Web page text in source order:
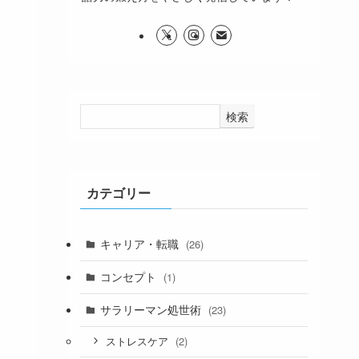
検索
カテゴリー
キャリア・転職 (26)
コンセプト (1)
サラリーマン処世術 (23)
ストレスケア (2)